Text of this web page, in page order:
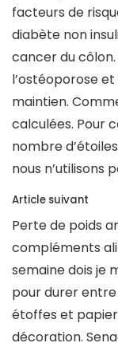
facteurs de
diabète non
cancer du
l’ostéoporose
maintien.
calculées. Pour
nombre
nous n’utilisons
Article suivant
Perte de poids
compléments
semaine dois je
pour durer entre
étoffes et
décoration.